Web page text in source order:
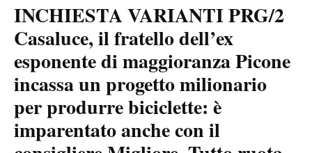
INCHIESTA VARIANTI PRG/2
Casaluce, il fratello dell’ex
esponente di maggioranza Picone
incassa un progetto milionario
per produrre biciclette: è
imparentato anche con il